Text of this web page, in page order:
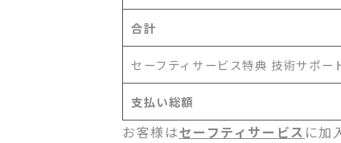
合計
セーフティサービス特典 技術サポー
支払い総額
お客様はセーフティサービス に加